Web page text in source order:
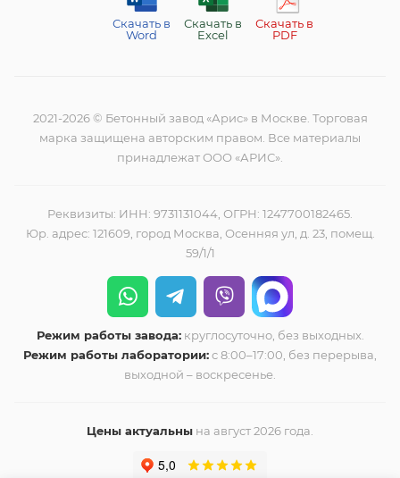
Скачать в
Word
Скачать в
Excel
Скачать в
PDF
2021-2026 © Бетонный завод «Арис» в Москве. Торговая
марка защищена авторским правом. Все материалы
принадлежат ООО «АРИС».
Реквизиты: ИНН: 9731131044, ОГРН: 1247700182465.
Юр. адрес: 121609, город Москва, Осенняя ул, д. 23, помещ.
59/1/1
Режим работы завода:круглосуточно, без выходных.
Режим работы лаборатории:с 8:00–17:00, без перерыва,
выходной – воскресенье.
Цены актуальны на август 2026 года.